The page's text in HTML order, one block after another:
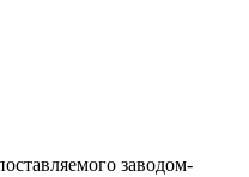
заводом-